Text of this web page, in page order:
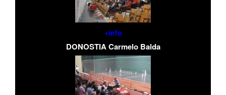
+info
DONOSTIA Carmelo Balda